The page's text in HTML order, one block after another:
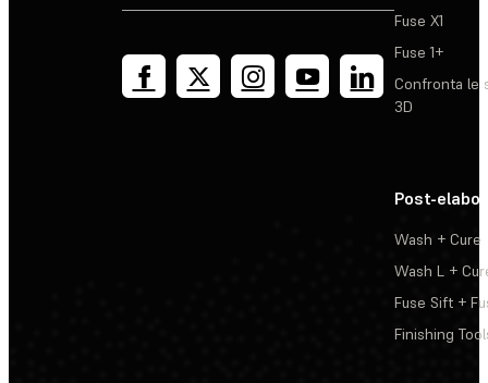
Fuse X1
Fuse 1+
Confronta le
3D
Post-
Wash + Cure
Wash L +
Fuse Sift +
Finishing